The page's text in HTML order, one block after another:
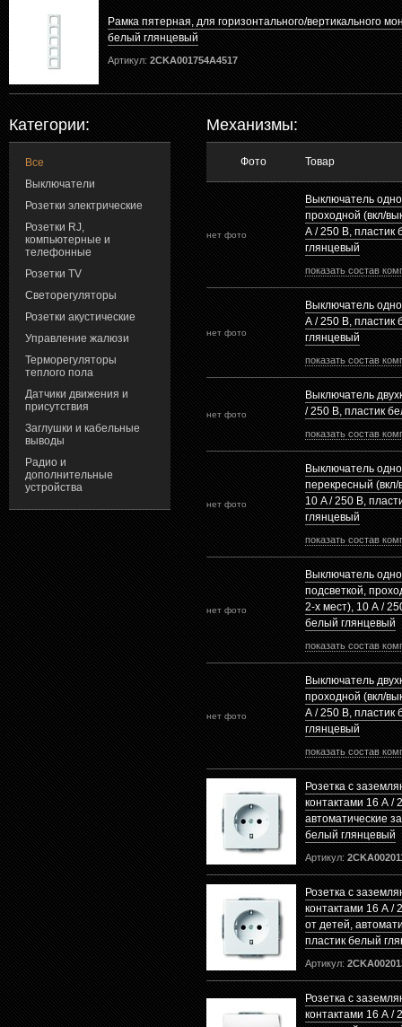
Рамка пятерная, для горизонтального/вертикального
белый глянцевый
Артикул: 2CKA001754A4517
Категории:
Все
Выключатели
Розетки электрические
Розетки RJ,
компьютерные и
телефонные
Розетки TV
Светорегуляторы
Розетки акустические
Управление жалюзи
Терморегуляторы
теплого пола
Датчики движения и
присутствия
Заглушки и кабельные
выводы
Радио и
дополнительные
устройства
Механизмы:
Фото Товар
нет фото
Выключатель
проходной (вкл/
А / 250 В, пластик
глянцевый
показать состав
нет фото
Выключатель
А / 250 В, пластик
глянцевый
показать состав
нет фото
Выключатель
/ 250 В, пластик
показать состав
нет фото
Выключатель
перекресный (вкл/
10 A / 250 B,
глянцевый
показать состав
нет фото
Выключатель
подсветкой,
2-х мест), 10 А /
белый глянцевый
показать состав
нет фото
Выключатель
проходной (вкл/
А / 250 В, пластик
глянцевый
показать состав
Розетка с
контактами 16 А /
автоматические
белый глянцевый
Артикул:
Розетка с
контактами 16 А /
от детей,
пластик белый
Артикул:
Розетка с
контактами 16 А /